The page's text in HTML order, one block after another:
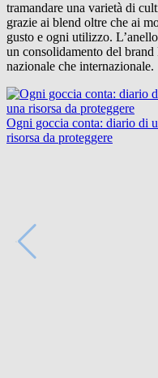
tramandare una varietà di
grazie ai blend oltre che ai
gusto e ogni utilizzo.
un consolidamento del
nazionale che internazionale.
Ogni goccia conta: diario di
risorsa da proteggere